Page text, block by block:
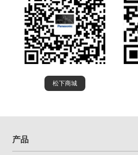
松下商城
产品